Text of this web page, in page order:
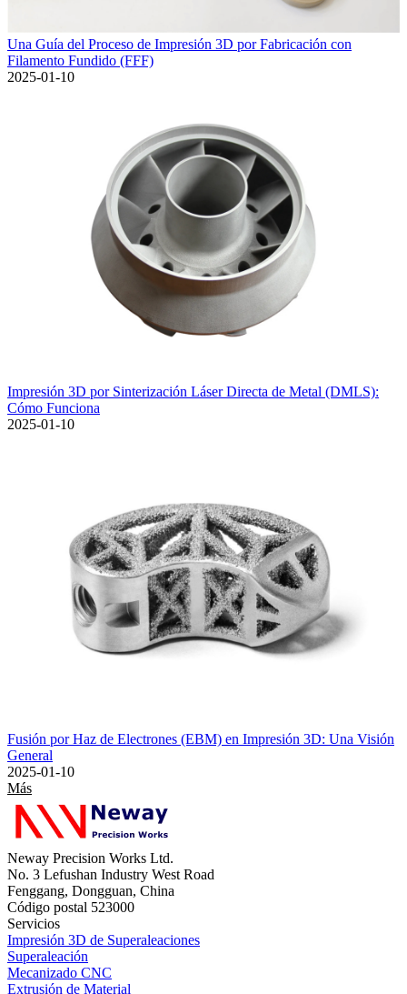
Una Guía del Proceso de Impresión 3D por Fabricación con
Filamento Fundido (FFF)
2025-01-10
Impresión 3D por Sinterización Láser Directa de Metal (DMLS):
Cómo Funciona
2025-01-10
Fusión por Haz de Electrones (EBM) en Impresión 3D: Una Visión
General
2025-01-10
Más
Neway Precision Works Ltd.
No. 3 Lefushan Industry West Road
Fenggang, Dongguan, China
Código postal 523000
Servicios
Impresión 3D de Superaleaciones
Superaleación
Mecanizado CNC
Extrusión de Material